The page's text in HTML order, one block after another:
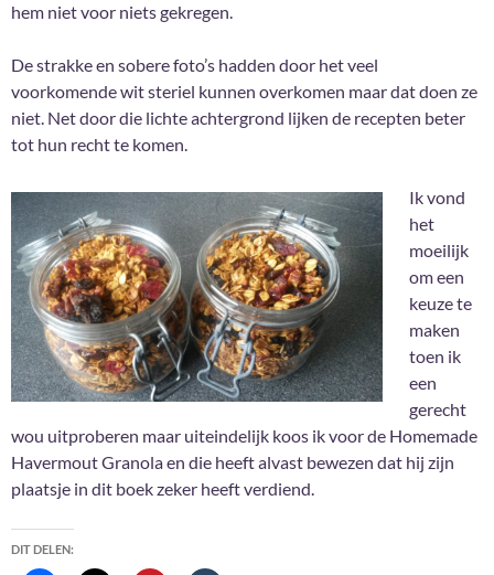
hem niet voor niets gekregen.
De strakke en sobere foto’s hadden door het veel
voorkomende wit steriel kunnen overkomen maar dat doen ze
niet. Net door die lichte achtergrond lijken de recepten beter
tot hun recht te komen.
Ik vond
het
moeilijk
om een
keuze te
maken
toen ik
een
gerecht
wou uitproberen maar uiteindelijk koos ik voor de Homemade
Havermout Granola en die heeft alvast bewezen dat hij zijn
plaatsje in dit boek zeker heeft verdiend.
DIT DELEN: